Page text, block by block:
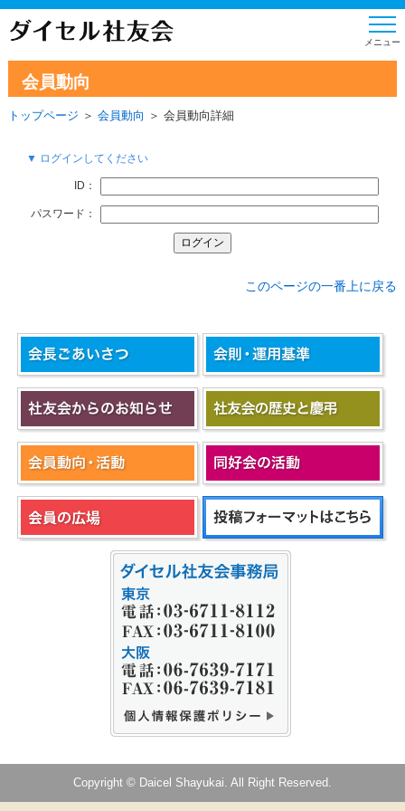
会員動向
トップページ ＞ 会員動向 ＞ 会員動向詳細
▼ ログインしてください
ID：
パスワード：
このページの一番上に戻る
Copyright © Daicel Shayukai. All Right Reserved.